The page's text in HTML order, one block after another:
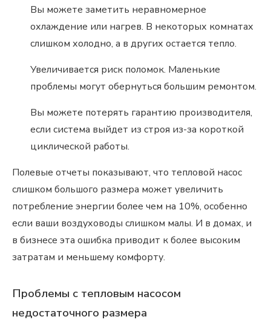
Вы можете заметить неравномерное
охлаждение или нагрев. В некоторых комнатах
слишком холодно, а в других остается тепло.
Увеличивается риск поломок. Маленькие
проблемы могут обернуться большим ремонтом.
Вы можете потерять гарантию производителя,
если система выйдет из строя из-за короткой
циклической работы.
Полевые отчеты показывают, что тепловой насос
слишком большого размера может увеличить
потребление энергии более чем на 10%, особенно
если ваши воздуховоды слишком малы. И в домах, и
в бизнесе эта ошибка приводит к более высоким
затратам и меньшему комфорту.
Проблемы с тепловым насосом
недостаточного размера